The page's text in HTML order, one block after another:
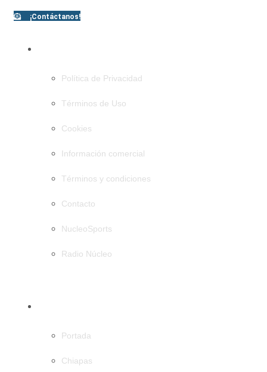
¡Contáctanos!
Política de Privacidad
Términos de Uso
Cookies
Información comercial
Términos y condiciones
Contacto
NucleoSports
Radio Núcleo
Portada
Chiapas